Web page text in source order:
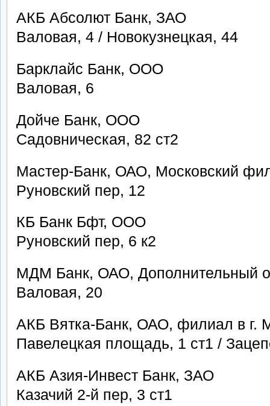
АКБ Абсолют Банк, ЗАО
Валовая, 4 / Новокузнецкая, 44
Барклайс Банк, ООО
Валовая, 6
Дойче Банк, ООО
Садовническая, 82 ст2
Мастер-Банк, ОАО, Московский
Руновский пер, 12
КБ Банк Бфт, ООО
Руновский пер, 6 к2
МДМ Банк, ОАО, Дополнительный
Валовая, 20
АКБ Вятка-Банк, ОАО, филиал в г.
Павелецкая площадь, 1 ст1 /
АКБ Азия-Инвест Банк, ЗАО
Казачий 2-й пер, 3 ст1